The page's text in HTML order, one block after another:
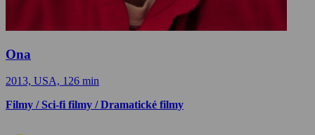
Ona
2013, USA, 126 min
Filmy / Sci-fi filmy / Dramatické filmy